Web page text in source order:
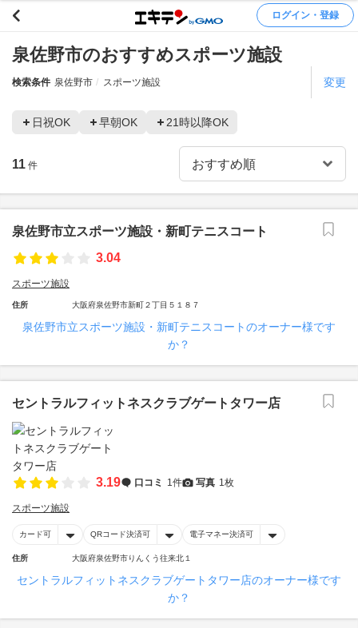
ログイン・登録
泉佐野市のおすすめスポーツ施設
検索条件 泉佐野市 スポーツ施設 変更
日祝OK 早朝OK 21時以降OK
11 件
泉佐野市立スポーツ施設・新町テニスコート
3.04
スポーツ施設
住所 大阪府泉佐野市新町２丁目５１８７
泉佐野市立スポーツ施設・新町テニスコートのオーナー様です
か？
セントラルフィットネスクラブゲートタワー店
3.19 口コミ 1件 写真 1枚
スポーツ施設
カード可 QRコード決済可 電子マネー決済可
住所 大阪府泉佐野市りんくう往来北１
セントラルフィットネスクラブゲートタワー店のオーナー様です
か？